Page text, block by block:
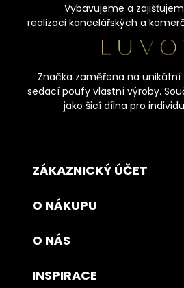
Vybavujeme a
realizaci kancelářských a
Značka zaměřena na
sedací poufy vlastní výroby.
jako šicí dílna pro
ZÁKAZNICKÝ ÚČET
O NÁKUPU
O NÁS
INSPIRACE